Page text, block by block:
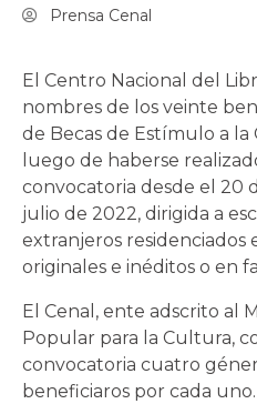
Prensa Cenal
El Centro Nacional del
nombres de los veinte
de Becas de Estímulo a la
luego de haberse
convocatoria desde el 20
julio de 2022, dirigida a
extranjeros residenciados
originales e inéditos o en
El Cenal, ente adscrito al
Popular para la Cultura,
convocatoria cuatro
beneficiaros por cada